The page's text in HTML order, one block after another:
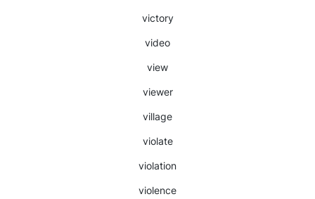
victory
video
view
viewer
village
violate
violation
violence